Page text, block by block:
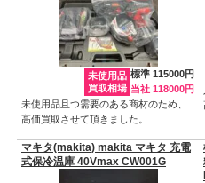
未使用品
買取相場
標準 115000円
当社 118000円
未使用品且つ需要のある商材のため、
高価買取させて頂きました。
マキタ(makita) makita マキタ 充電
式保冷温庫 40Vmax CW001G